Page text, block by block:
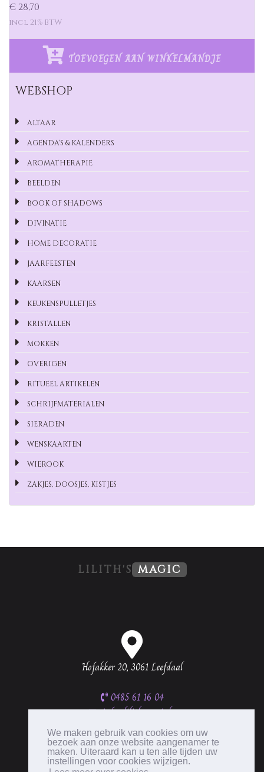
We maken gebruik van cookies om uw
bezoek aan onze website aangenamer te
maken. Uiteraard kan u ten alle tijden uw
instellingen voor cookies wijzigen.
€ 28,70
incl 21% BTW
TOEVOEGEN AAN WINKELMANDJE
WEBSHOP
ALTAAR
AGENDA'S & KALENDERS
AROMATHERAPIE
BEELDEN
BOOK OF SHADOWS
DIVINATIE
HOME DECORATIE
JAARFEESTEN
KAARSEN
KEUKENSPULLETJES
KRISTALLEN
MOKKEN
OVERIGEN
RITUEEL ARTIKELEN
SCHRIJFMATERIALEN
SIERADEN
WENSKAARTEN
WIEROOK
ZAKJES, DOOSJES, KISTJES
LILITH'S MAGIC
Hofakker 20, 3061 Leefdaal
0485 61 16 04
info@lilithsmagic.be
BTW BE0537 335 656